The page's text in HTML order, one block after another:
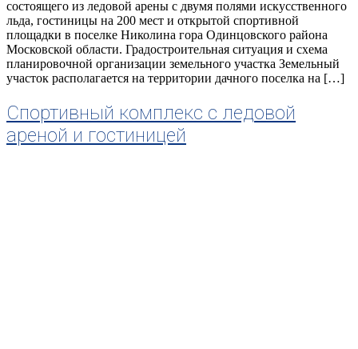
состоящего из ледовой арены с двумя полями искусственного
льда, гостиницы на 200 мест и открытой спортивной
площадки в поселке Николина гора Одинцовского района
Московской области. Градостроительная ситуация и схема
планировочной организации земельного участка Земельный
участок располагается на территории дачного поселка на […]
Спортивный комплекс с ледовой
ареной и гостиницей